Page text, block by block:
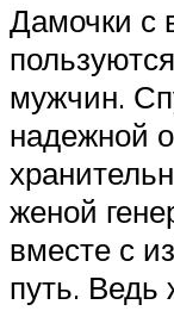
Дамочки с
мужчин.
надежной
женой
вместе с
путь. Ведь